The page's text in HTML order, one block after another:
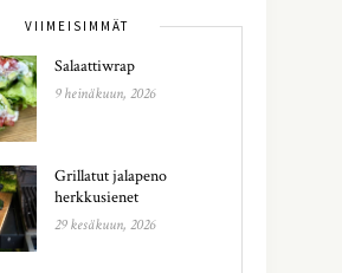
VIIMEISIMMÄT
Salaattiwrap
9 heinäkuun, 2026
Grillatut jalapeno
herkkusienet
29 kesäkuun, 2026